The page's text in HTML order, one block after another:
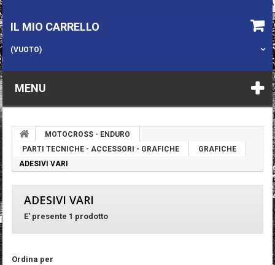
IL MIO CARRELLO
(VUOTO)
MENU
MOTOCROSS - ENDURO
PARTI TECNICHE - ACCESSORI - GRAFICHE
GRAFICHE
ADESIVI VARI
ADESIVI VARI
E' presente 1 prodotto
Ordina per